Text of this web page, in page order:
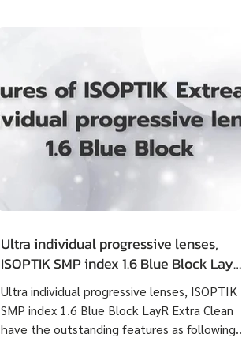
Ultra individual progressive lenses,
ISOPTIK SMP index 1.6 Blue Block LayR
Extra Clean have the outstanding
features as following :
Ultra individual progressive lenses, ISOPTIK
SMP index 1.6 Blue Block LayR Extra Clean
have the outstanding features as following :